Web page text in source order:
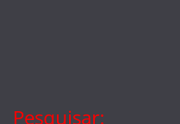
Pesquisar: